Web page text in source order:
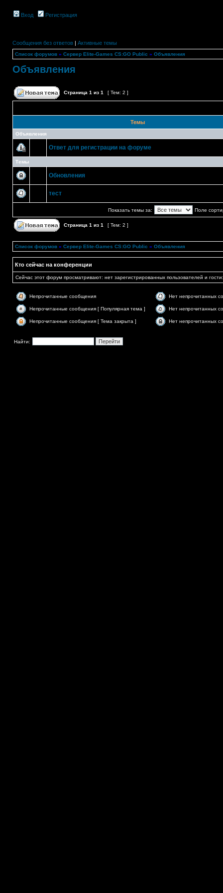
Вход Регистрация
Сообщения без ответов | Активные темы
Список форумов » Сервер Elite-Games CS:GO Public » Объявления
Объявления
Страница 1 из 1 [ Тем: 2 ]
Темы
Объявления
Ответ для регистрации на форуме
Темы
Обновления
тест
Показать темы за: Поле
Страница 1 из 1 [ Тем: 2 ]
Список форумов » Сервер Elite-Games CS:GO Public » Объявления
Кто сейчас на конференции
Сейчас этот форум просматривают: нет зарегистрированных пользователей и
Непрочитанные сообщения Нет непрочитанных
Непрочитанные сообщения [ Популярная тема ] Нет непрочитанных
Непрочитанные сообщения [ Тема закрыта ] Нет непрочитанных
Найти: